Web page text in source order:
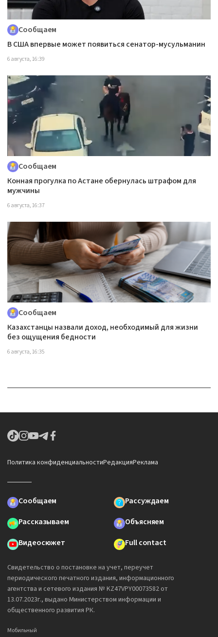
Сообщаем
В США впервые может появиться сенатор-мусульманин
6 августа, 16:39
Сообщаем
Конная прогулка по Астане обернулась штрафом для
мужчины
6 августа, 16:37
Сообщаем
Казахстанцы назвали доход, необходимый для жизни
без ощущения бедности
6 августа, 16:35
Политика конфиденциальностиРедакцияРеклама
Сообщаем
Рассуждаем
Рассказываем
Объясняем
Видеосюжет
Full contact
Свидетельство о постановке на учет, переучет
периодического печатного издания, информационного
агентства и сетевого издания № KZ47VPY00073582 от
13.07.2023г., выдано Министерством информации и
общественного развития РК.
Мобильный